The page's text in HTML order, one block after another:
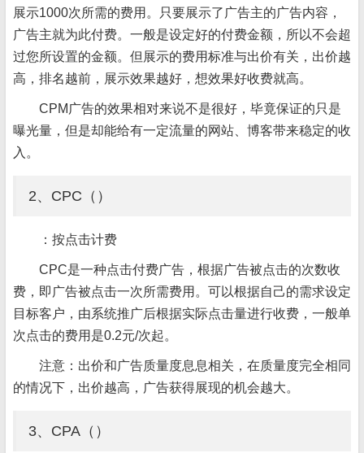
展示1000次所需的费用。只要展示了广告主的广告内容，
广告主就为此付费。一般是设定好的付费金额，所以不会超
过您所设置的金额。但展示的费用标准与出价有关，出价越
高，排名越前，展示效果越好，想效果好收费就高。
CPM广告的效果相对来说不是很好，毕竟保证的只是
曝光量，但是却能给有一定流量的网站、博客带来稳定的收
入。
2、CPC（）
：按点击计费
CPC是一种点击付费广告，根据广告被点击的次数收
费，即广告被点击一次所需费用。可以根据自己的需求设定
目标客户，由系统推广后根据实际点击量进行收费，一般单
次点击的费用是0.2元/次起。
注意：出价和广告质量度息息相关，在质量度完全相同
的情况下，出价越高，广告获得展现的机会越大。
3、CPA（）